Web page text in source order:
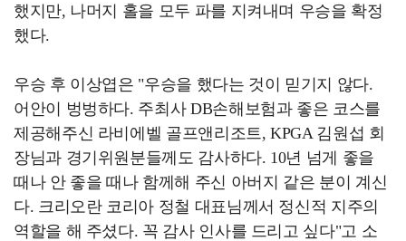
했지만, 나머지 홀을 모두 파를 지켜내며 우승을 확정
했다.
우승 후 이상엽은 "우승을 했다는 것이 믿기지 않다.
어안이 벙벙하다. 주최사 DB손해보험과 좋은 코스를
제공해주신 라비에벨 골프앤리조트, KPGA 김원섭 회
장님과 경기위원분들께도 감사하다. 10년 넘게 좋을
때나 안 좋을 때나 함께해 주신 아버지 같은 분이 계신
다. 크리오란 코리아 정철 대표님께서 정신적 지주의
역할을 해 주셨다. 꼭 감사 인사를 드리고 싶다"고 소